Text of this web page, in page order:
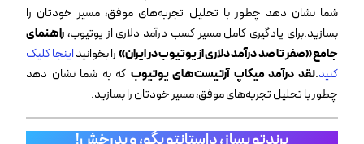
شما نشان دهد چطور با تحلیل تجربه‌های موفق، مسیر خودتان را
بسازید.برای یادگیری کامل مسیر کسب درآمد دلاری از یوتیوب،راهنمای
جامع «صفر تا صد درآمد دلاری از یوتیوب در ایران»را بخوانیداینجا کلیک
کنید.نقد درآمد میکاپ آرتیست‌های یوتیوب که به شما نشان دهد
چطور با تحلیل تجربه‌های موفق، مسیر خودتان را بسازید.